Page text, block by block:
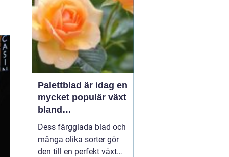
genom kombinationen
av tra...
Palettblad är idag en
mycket populär växt
bland
trädgårdsentusiaste
r och inom
inredning
Dess färgglada blad och
många olika sorter gör
den till en perfekt växt